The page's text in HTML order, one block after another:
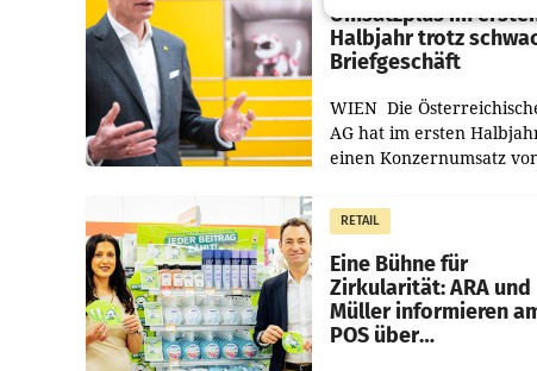
Umsatzplus im
Halbjahr trotz
Briefgeschäft
WIEN Die
AG hat im ersten
einen Konzernumsatz
erwirtschaftet, was einem
von 3,8 Prozent gegenüber
dem Vergleichszeitraum
RETAIL
Eine Bühne für
Zirkularität: ARA und
Müller informieren
POS über